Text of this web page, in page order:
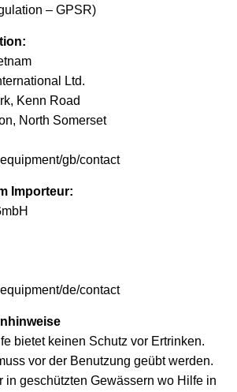
– GPSR)
Ltd.
Kenn Road
North Somerset
gb/contact
Importeur:
de/contact
bietet keinen Schutz vor Ertrinken.
vor der Benutzung geübt werden.
in geschützten Gewässern wo Hilfe in